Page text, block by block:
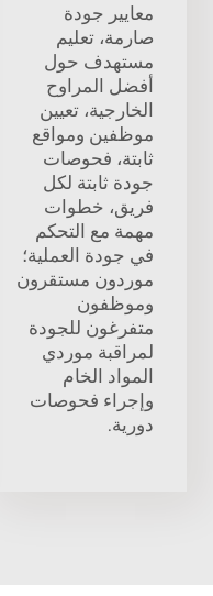
معايير جودة
صارمة، تعليم
مستهدف حول
أفضل المراوح
الخارجية، تعيين
موظفين ومواقع
ثابتة، فحوصات
جودة ثابتة لكل
فريق، خطوات
مهمة مع التحكم
في جودة العملية؛
موردون مستقرون
وموظفون
متفرغون للجودة
لمراقبة موردي
المواد الخام
وإجراء فحوصات
دورية.